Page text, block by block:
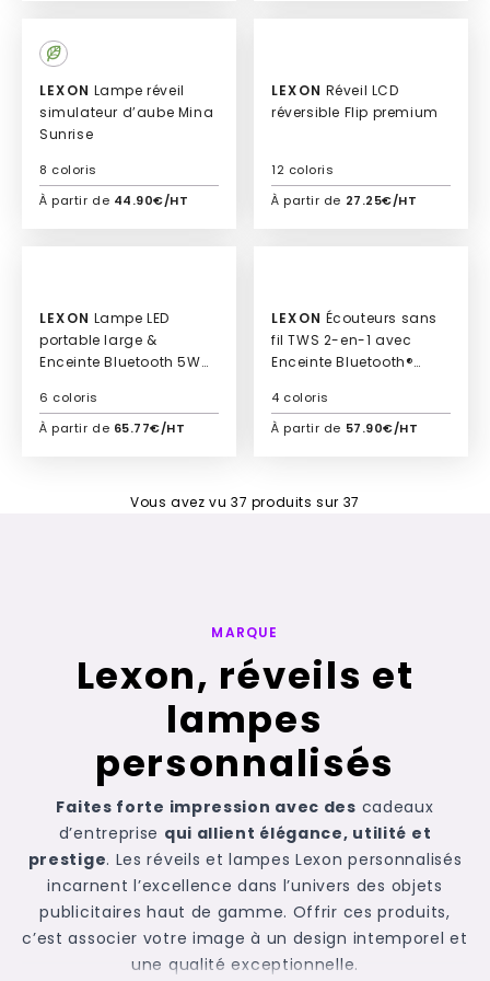
Culte
LEXON
simulateur d’aube Mina
Sunrise
À partir de 44.90€/HT
8 coloris
LEXON
réversible Flip premium
À partir de 27.25€/HT
12 coloris
LEXON
portable large &
Enceinte Bluetooth 5W
À partir de 65.77€/HT
6 coloris
LEXON
fil TWS 2-en-1 avec
Enceinte Bluetooth®
À partir de 57.90€/HT
4 coloris
Vous avez vu 37 produits sur 37
MARQUE
Lexon, réveils et
lampes
personnalisés
Faites forte impression avec des cadeaux
d’entreprise qui allient élégance, utilité et
prestige. Les réveils et lampes Lexon personnalisés
incarnent l’excellence dans l’univers des objets
publicitaires haut de gamme. Offrir ces produits,
c’est associer votre image à un design intemporel et
une qualité exceptionnelle.